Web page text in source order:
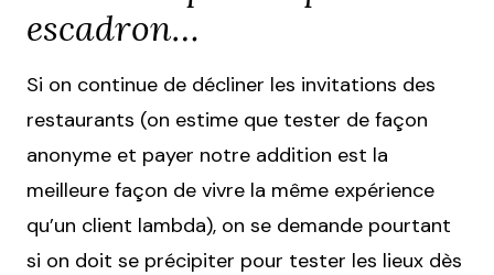
escadron…
Si on continue de décliner les invitations des
restaurants (on estime que tester de façon
anonyme et payer notre addition est la
meilleure façon de vivre la même expérience
qu’un client lambda), on se demande pourtant
si on doit se précipiter pour tester les lieux dès